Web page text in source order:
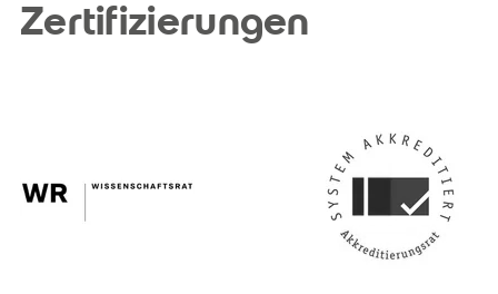
Zertifizierungen